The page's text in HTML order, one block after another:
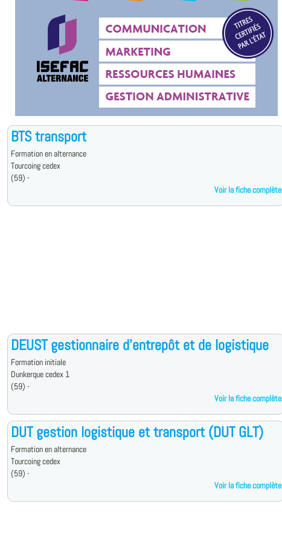
BTS transport
Formation en alternance
Tourcoing cedex
(59) -
Voir la fiche complète
DEUST gestionnaire d'entrepôt et de logistique
Formation initiale
Dunkerque cedex 1
(59) -
Voir la fiche complète
DUT gestion logistique et transport (DUT GLT)
Formation en alternance
Tourcoing cedex
(59) -
Voir la fiche complète